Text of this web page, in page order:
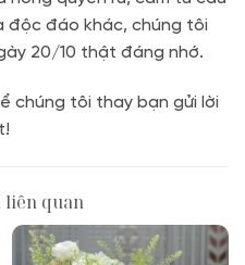
độc đáo khác, chúng tôi
20/10 thật đáng nhớ.
chúng tôi thay bạn gửi lời
liên quan